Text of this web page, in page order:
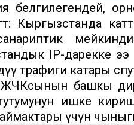
белгилегендей,
Кыргызстанда
санариптик
IP-дарекке
трафиги катары
ЖЧКсынын башкы
ишке
үчүн